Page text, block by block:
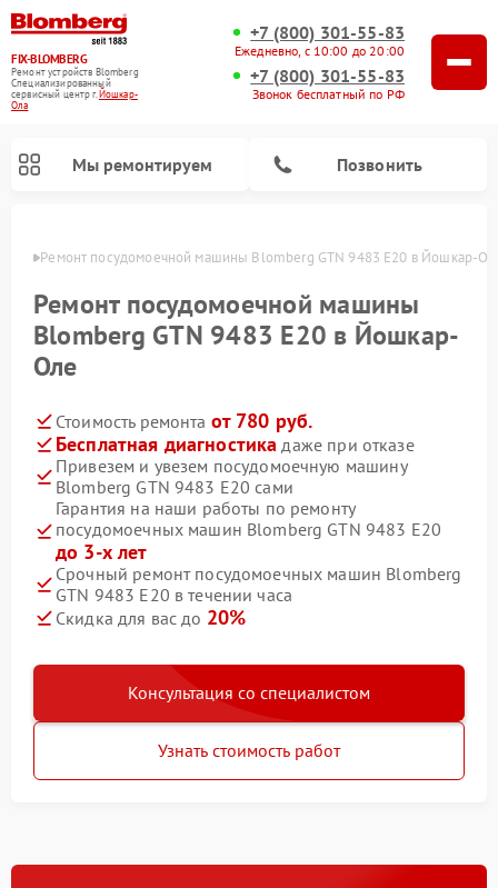
FIX-BLOMBERG
Ремонт устройств Blomberg
Специализированный
cервисный центр г.Йошкар-
Ола
+7 (800) 301-55-83
Ежедневно, с 10:00 до 20:00
+7 (800) 301-55-83
Звонок бесплатный по РФ
Мы ремонтируем Позвонить
Оле Ремонт посудомоечной машины Blomberg GTN 9483 E20 в Йошкар-
Ремонт посудомоечной машины
Blomberg GTN 9483 E20 в Йошкар-
Оле
Стоимость ремонта от 780 руб.
Бесплатная диагностика даже при отказе
Привезем и увезем посудомоечную машину
Blomberg GTN 9483 E20 сами
Гарантия на наши работы по ремонту
посудомоечных машин Blomberg GTN 9483 E20
до 3-х лет
Срочный ремонт посудомоечных машин Blomberg
GTN 9483 E20 в течении часа
Скидка для вас до 20%
Консультация со специалистом
Узнать стоимость работ